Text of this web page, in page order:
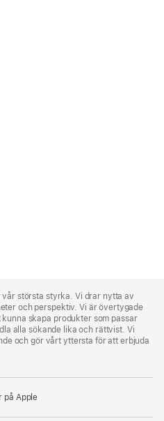
vår största styrka. Vi drar nytta av
och perspektiv. Vi är övertygade
skapa produkter som passar
alla sökande lika och rättvist. Vi
och gör vårt yttersta för att erbjuda
på Apple